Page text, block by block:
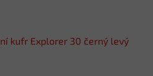
kufr Explorer 30 černý levý